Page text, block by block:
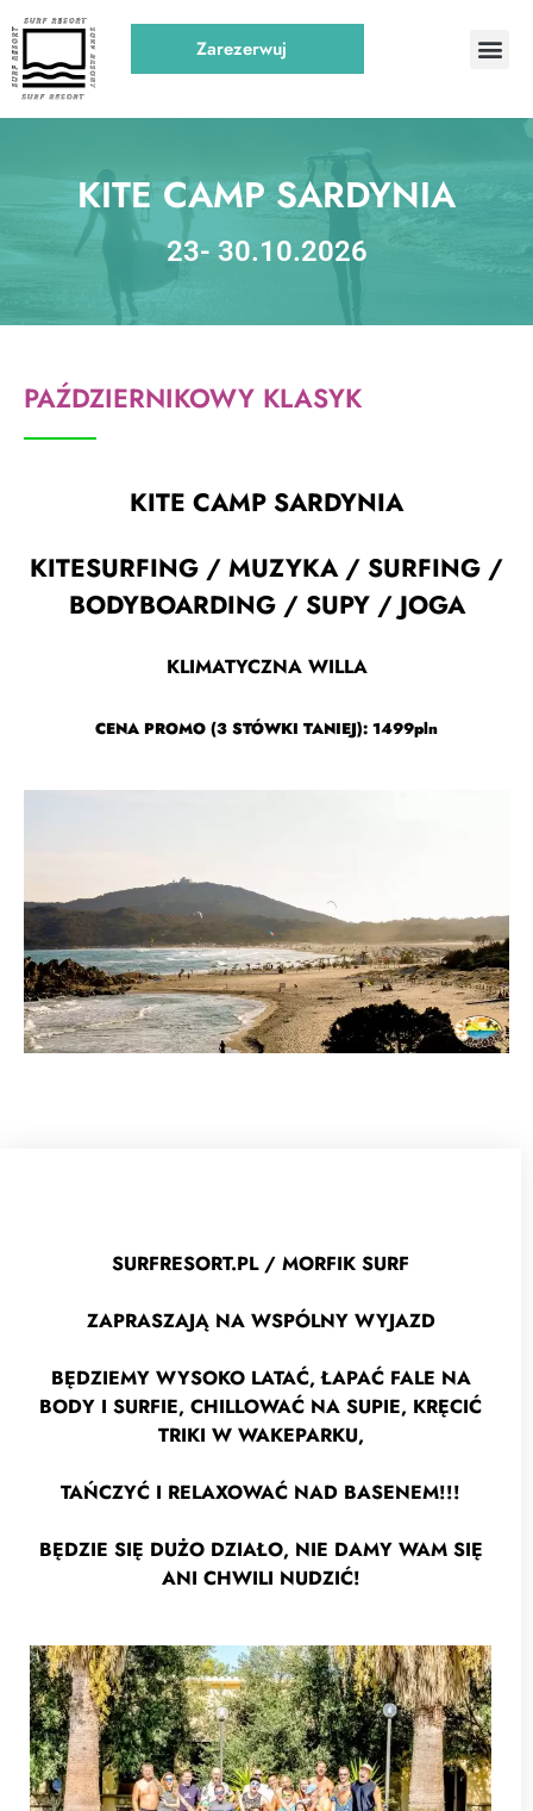
Zarezerwuj
KITE CAMP SARDYNIA
23- 30.10.2026
PAŹDZIERNIKOWY KLASYK
KITE CAMP SARDYNIA
KITESURFING / MUZYKA / SURFING /
BODYBOARDING / SUPY / JOGA
KLIMATYCZNA WILLA
CENA PROMO (3 STÓWKI TANIEJ): 1499pln
SURFRESORT.PL / MORFIK SURF
ZAPRASZAJĄ NA WSPÓLNY WYJAZD
BĘDZIEMY WYSOKO LATAĆ, ŁAPAĆ FALE NA
BODY I SURFIE, CHILLOWAĆ NA SUPIE, KRĘCIĆ
TRIKI W WAKEPARKU,
TAŃCZYĆ I RELAXOWAĆ NAD BASENEM!!!
BĘDZIE SIĘ DUŻO DZIAŁO, NIE DAMY WAM SIĘ
ANI CHWILI NUDZIĆ!